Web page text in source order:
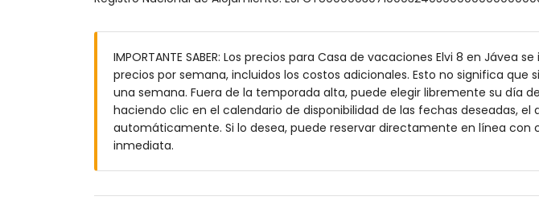
baño con lavabo individual, bañera con combinación de ducha y WC
Exterior de esta casa de vacaciones
parcela grande y cerrada
piscina privada de 10m x 5m y 2m de profundidad
jardín con gravilla, árboles y muebles de jardín con tumbonas
conservatorio / jardín de invierno
4 terrazas, de las cuales 2 son cubiertas
barbacoa
4 plazas de aparcamiento privadas
IMPORTANTE SABER: Los precios para Casa de vacaciones Elvi 8 en Jávea
precios por semana, incluidos los costos adicionales. Esto no significa que
una semana. Fuera de la temporada alta, puede elegir libremente su día
haciendo clic en el calendario de disponibilidad de las fechas deseadas, el
automáticamente. Si lo desea, puede reservar directamente en línea con
inmediata.